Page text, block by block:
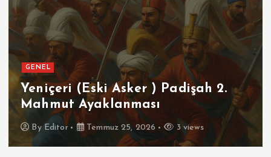
GENEL
Yeniçeri (Eski Asker ) Padişah 2.
Mahmut Ayaklanması
By Editor Temmuz 25, 2026 3 views